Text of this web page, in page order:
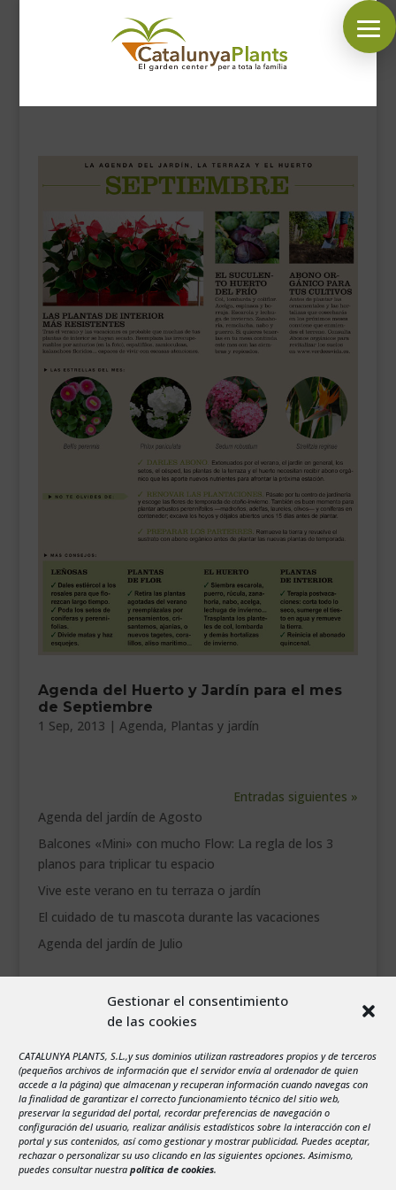
Gestionar el consentimiento
de las cookies
CATALUNYA PLANTS, S.L.,y sus dominios utilizan rastreadores propios y de terceros
(pequeños archivos de información que el servidor envía al ordenador de quien
accede a la página) que almacenan y recuperan información cuando navegas con
la finalidad de garantizar el correcto funcionamiento técnico del sitio web,
preservar la seguridad del portal, recordar preferencias de navegación o
configuración del usuario, realizar análisis estadísticos sobre la interacción con el
portal y sus contenidos, así como gestionar y mostrar publicidad. Puedes aceptar,
rechazar o personalizar su uso clicando en las siguientes opciones. Asimismo,
puedes consultar nuestra política de cookies.
SÍGUENOS EN:
COMPLEMENTOS JARDÍN
MASCOTAS
DECORACIÓN
HORARIO GARDEN
CONTACTAR
___________________________
VEURE EN CATALÀ
Agenda del Huerto y Jardín para el mes
de Septiembre
1 Sep, 2013 | Agenda, Plantas y jardín
Entradas siguientes »
Agenda del jardín de Agosto
Balcones «Mini» con mucho Flow: La regla de los 3
planos para triplicar tu espacio
Vive este verano en tu terraza o jardín
El cuidado de tu mascota durante las vacaciones
Agenda del jardín de Julio
X J V S
3
4 5 6 7 8
9
10
11 12 13 14 15
16
17
18 19 20 21 22
23
24
25 26 27 28 29
30
31